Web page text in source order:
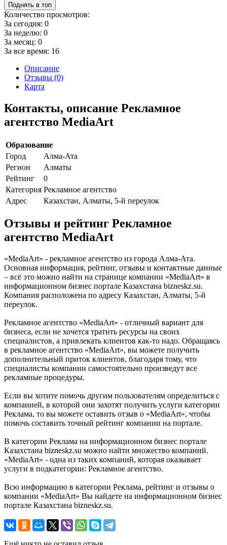
Поднять в топ
Количество просмотров:
За сегодня: 0
За неделю: 0
За месяц: 0
За все время: 16
Описание
Отзывы (0)
Карта
Контакты, описание Рекламное
агентство MediaArt
Образование
Город
Алма-Ата
Регион
Алматы
Рейтинг
0
Категория Рекламное агентство
Адрес
Казахстан, Алматы, 5-й переулок
Отзывы и рейтинг Рекламное
агентство MediaArt
«MediaArt» - рекламное агентство из города Алма-Ата.
Основная информация, рейтинг, отзывы и контактные данные
– всё это можно найти на странице компании «MediaArt» в
информационном бизнес портале Казахстана bizneskz.su.
Компания расположена по адресу Казахстан, Алматы, 5-й
переулок.
Рекламное агентство «MediaArt» - отличный вариант для
бизнеса, если не хочется тратить ресурсы на своих
специалистов, а привлекать клиентов как-то надо. Обращаясь
в рекламное агентство «MediaArt», вы можете получить
дополнительный приток клиентов, благодаря тому, что
специалисты компании самостоятельно произведут все
рекламные процедуры.
Если вы хотите помочь другим пользователям определиться с
компанией, в которой они захотят получить услуги категории
Реклама, то вы можете оставить отзыв о «MediaArt», чтобы
помочь составить точный рейтинг компании на портале.
В категории Реклама на информационном бизнес портале
Казахстана bizneskz.su можно найти множество компаний.
«MediaArt» - одна из таких компаний, которая оказывает
услуги в подкатегории: Рекламное агентство.
Всю информацию в категории Реклама, рейтинг и отзывы о
компании «MediaArt» Вы найдете на информационном бизнес
портале Казахстана bizneskz.su.